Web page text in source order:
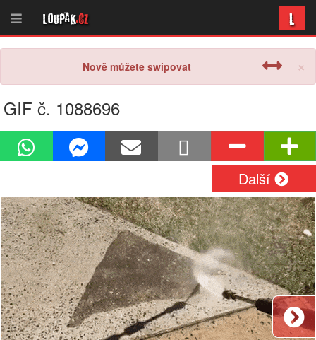
Loupak.cz L
×
Nově můžete swipovat
GIF č. 1088696
Další